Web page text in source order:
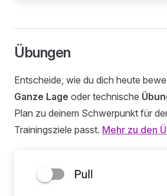
Übungen
Entscheide, wie du dich heute
Ganze Lage oder technische
Plan zu deinem Schwerpunkt für
Trainingsziele passt. Mehr zu den